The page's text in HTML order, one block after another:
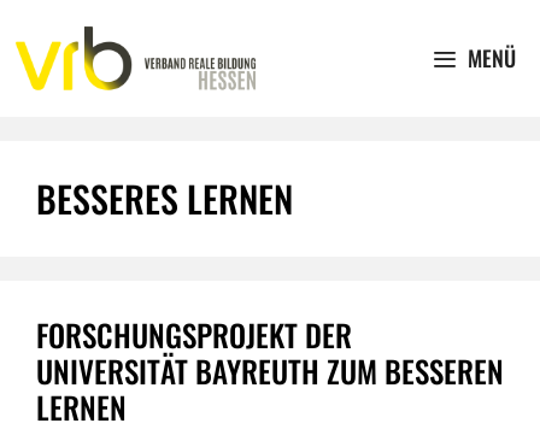
Inhalt
springen
MENÜ
BESSERES LERNEN
FORSCHUNGSPROJEKT DER
UNIVERSITÄT BAYREUTH ZUM BESSEREN
LERNEN